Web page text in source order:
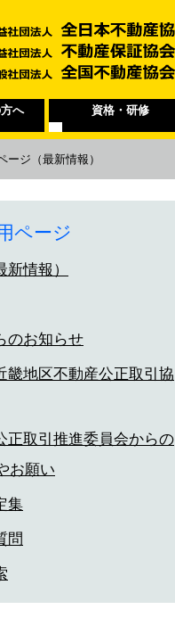
へ 資格・研修
ージ （最新情報）
ページ
情報）
のお知らせ
畿地区不動産公正取引協
正取引推進委員会からの
お願い
集
問